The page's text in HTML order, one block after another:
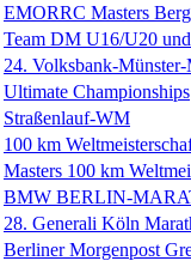
EMORRC Masters
Team DM U16/U20
24. Volksbank-Münster-
Ultimate Championships
Straßenlauf-WM
100 km
Masters 100 km
BMW BERLIN-
28. Generali Köln
Berliner Morgenpost